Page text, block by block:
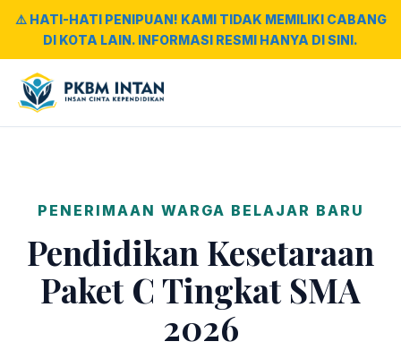
⚠️ HATI-HATI PENIPUAN! KAMI TIDAK MEMILIKI CABANG
DI KOTA LAIN. INFORMASI RESMI HANYA DI SINI.
PENERIMAAN WARGA BELAJAR BARU
Pendidikan Kesetaraan
Paket C Tingkat SMA
2026